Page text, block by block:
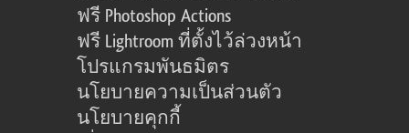
ฟรี Photoshop Actions
ฟรี Lightroom ที่ตั้งไว้ล่วงหน้า
โปรแกรมพันธมิตร
นโยบายความเป็นส่วนตัว
นโยบายคุกกี้